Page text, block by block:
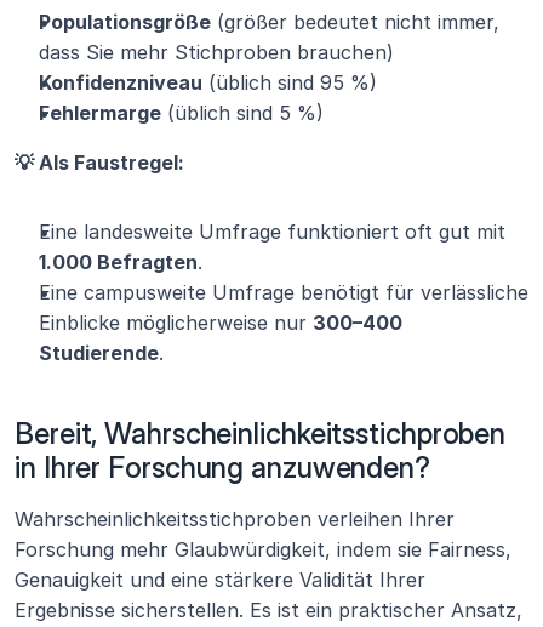
Populationsgröße (größer bedeutet nicht immer,
dass Sie mehr Stichproben brauchen)
Konfidenzniveau (üblich sind 95 %)
Fehlermarge (üblich sind 5 %)
💡 Als Faustregel:
1.000 Befragten.
Eine campusweite Umfrage benötigt für verlässliche
Einblicke möglicherweise nur 300–400
Studierende.
Bereit, Wahrscheinlichkeitsstichproben
in Ihrer Forschung anzuwenden?
Wahrscheinlichkeitsstichproben verleihen Ihrer
Forschung mehr Glaubwürdigkeit, indem sie Fairness,
Genauigkeit und eine stärkere Validität Ihrer
Ergebnisse sicherstellen. Es ist ein praktischer Ansatz,